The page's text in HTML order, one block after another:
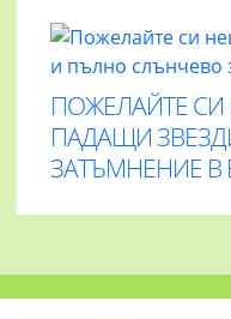
ПОЖЕЛАЙТЕ
ПАДАЩИ
ЗАТЪМНЕНИЕ В